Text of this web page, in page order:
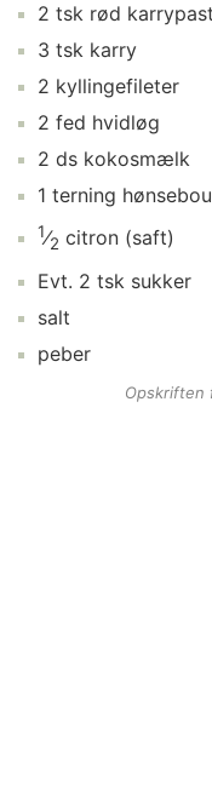
2 tsk rød
3 tsk karry
2 kyllingefileter
2 fed hvidløg
2 ds kokosmælk
1 terning
1⁄2 citron (saft)
Evt. 2 tsk sukker
salt
peber